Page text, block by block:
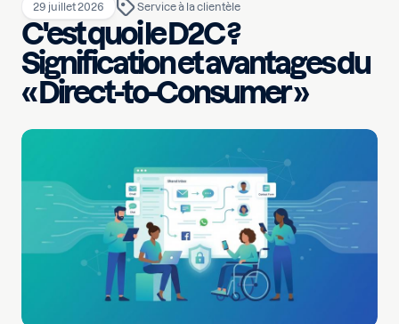
29 juillet 2026 Service à la clientèle
C'est quoi le D2C ?
Signification et avantages du
« Direct-to-Consumer »